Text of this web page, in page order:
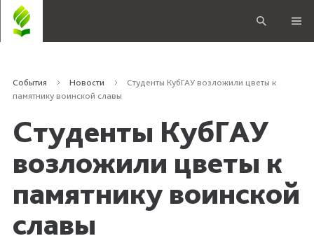
События Новости
Студенты КубГАУ возложили цветы к
памятнику воинской славы
Студенты КубГАУ
возложили цветы к
памятнику воинской
славы